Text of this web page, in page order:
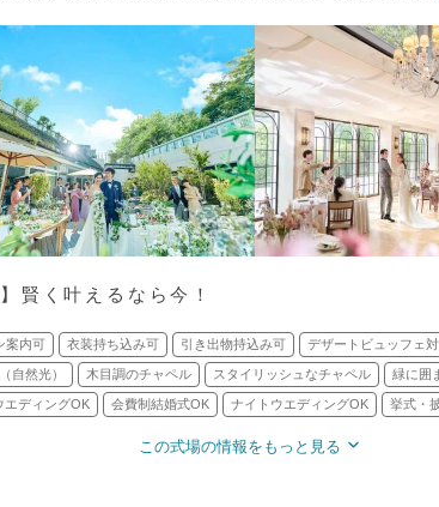
賢く叶えるなら今！
案内可 衣装持ち込み可 引き出物持込み可 デザートビュッフェ
自然光） 木目調のチャペル スタイリッシュなチャペル 緑に囲
エディングOK 会費制結婚式OK ナイトウエディングOK 挙式・
この式場の情報をもっと見る